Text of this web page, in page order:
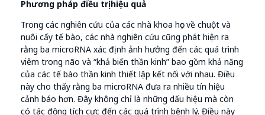
Phương pháp điều trị hiệu quả
Trong các nghiên cứu của các nhà khoa học về chuột và
nuôi cấy tế bào, các nhà nghiên cứu cũng phát hiện ra
rằng ba microRNA xác định ảnh hưởng đến các quá trình
viêm trong não và “khả biến thần kinh” bao gồm khả năng
của các tế bào thần kinh thiết lập kết nối với nhau. Điều
này cho thấy rằng ba microRNA đưa ra nhiều tín hiệu
cảnh báo hơn. Đây không chỉ là những dấu hiệu mà còn
có tác động tích cực đến các quá trình bệnh lý. Điều này